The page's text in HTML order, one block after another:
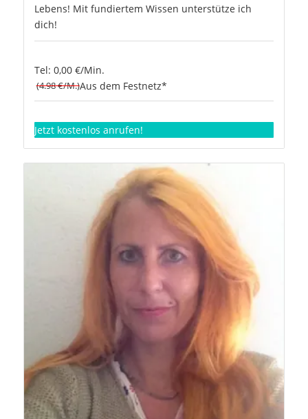
Lebens! Mit fundiertem Wissen unterstütze ich
dich!
Tel: 0,00 €/Min.
(4.98 €/M.)Aus dem Festnetz*
Jetzt kostenlos anrufen!